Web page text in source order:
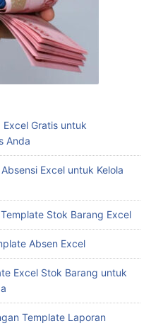
Gratis untuk
Anda
Excel untuk Kelola
Stok Barang Excel
Absen Excel
Excel Stok Barang untuk
Template Laporan